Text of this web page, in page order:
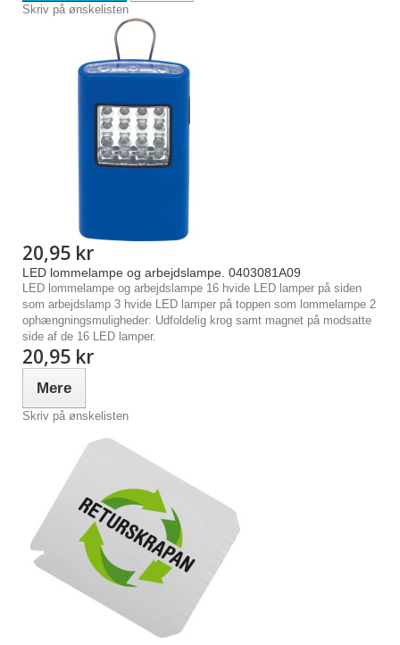
Skriv på ønskelisten
20,95 kr
LED lommelampe og arbejdslampe. 0403081A09
LED lommelampe og arbejdslampe 16 hvide LED lamper på siden
som arbejdslamp 3 hvide LED lamper på toppen som lommelampe 2
ophængningsmuligheder: Udfoldelig krog samt magnet på modsatte
side af de 16 LED lamper.
20,95 kr
Mere
Skriv på ønskelisten